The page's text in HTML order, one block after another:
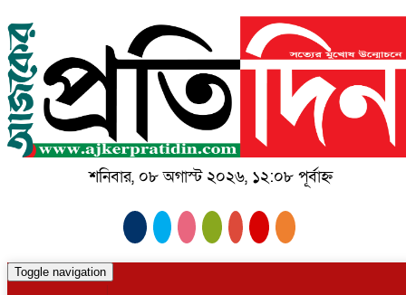
শনিবার, ০৮ অগাস্ট ২০২৬, ১২:০৮ পূর্বাহ্ন
Toggle navigation